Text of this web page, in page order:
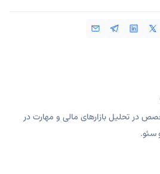
در تحلیل بازارهای مالی و مهارت در
سئو.